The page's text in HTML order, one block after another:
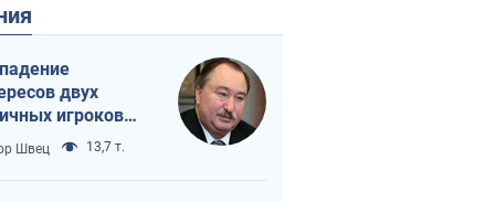
двух
игроков
план
и Путина?
Швец 13,7 т.